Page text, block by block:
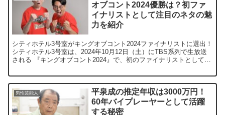
オブコント2024優勝は？初ファ
イナリストとして注目のネタの魅
力を紹介
シティホテル3号室がキングオブコント2024ファイナリストに選出！
シティホテル3号室は、2024年10月12日（土）にTBS系列で生放送
される 『キングオブコント2024』で、初のファイナリストとして決
男性芸能人
平泉成の推定年収は3000万円！
60年バイプレーヤーとして活躍
する秘密